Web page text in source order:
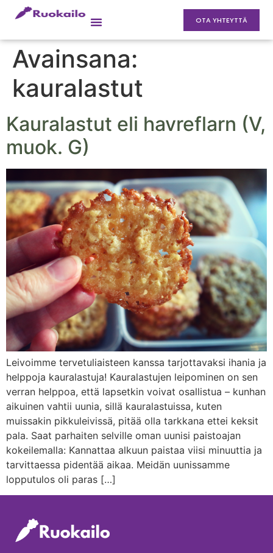
OTA YHTEYTTÄ
Avainsana:
kauralastut
Kauralastut eli havreflarn (V,
muok. G)
Leivoimme tervetuliaisteen kanssa tarjottavaksi ihania ja
helppoja kauralastuja! Kauralastujen leipominen on sen
verran helppoa, että lapsetkin voivat osallistua – kunhan
aikuinen vahtii uunia, sillä kauralastuissa, kuten
muissakin pikkuleivissä, pitää olla tarkkana ettei keksit
pala. Saat parhaiten selville oman uunisi paistoajan
kokeilemalla: Kannattaa alkuun paistaa viisi minuuttia ja
tarvittaessa pidentää aikaa. Meidän uunissamme
lopputulos oli paras […]